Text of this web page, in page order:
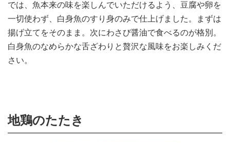
では、魚本来の味を楽しんでいただけるよう、豆腐や卵を
一切使わず、白身魚のすり身のみで仕上げました。まずは
揚げ立てをそのまま。次にわさび醤油で食べるのが格別。
白身魚のなめらかな舌ざわりと贅沢な風味をお楽しみくだ
さい。
地鶏のたたき